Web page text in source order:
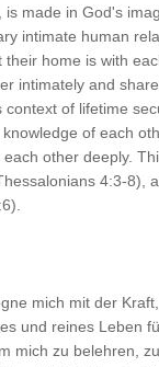
made in God's
intimate human
home is with
intimately and
of lifetime
of each
other deeply.
4:3-8),
mich mit der
und reines Leben
mich zu belehren,